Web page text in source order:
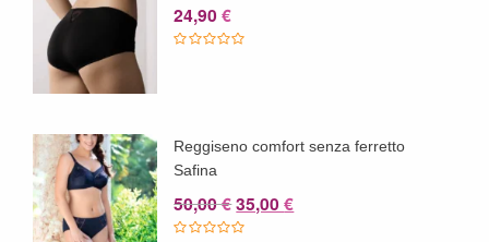
24,90€
Reggiseno comfort senza ferretto
Safina
50,00€Il
prezzo
35,00€Il